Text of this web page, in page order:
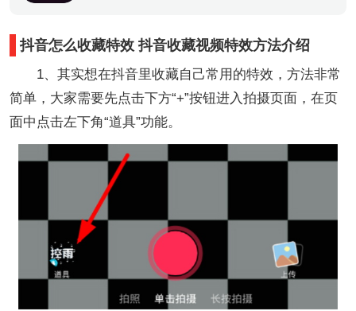
抖音怎么收藏特效 抖音收藏视频特效方法介绍
1、其实想在抖音里收藏自己常用的特效，方法非常
简单，大家需要先点击下方“+”按钮进入拍摄页面，在页
面中点击左下角“道具”功能。